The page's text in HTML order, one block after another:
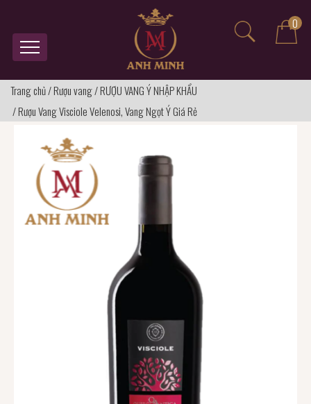
0
Trang chủ/Rượu vang/RƯỢU VANG Ý NHẬP KHẨU
/Rượu Vang Visciole Velenosi, Vang Ngọt Ý Giá Rẻ